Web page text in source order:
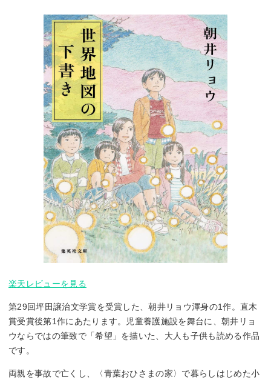
楽天レビューを見る
第29回坪田譲治文学賞を受賞した、朝井リョウ渾身の1作。直木
賞受賞後第1作にあたります。児童養護施設を舞台に、朝井リョ
ウならではの筆致で「希望」を描いた、大人も子供も読める作品
です。
両親を事故で亡くし、〈青葉おひさまの家〉で暮らしはじめた小